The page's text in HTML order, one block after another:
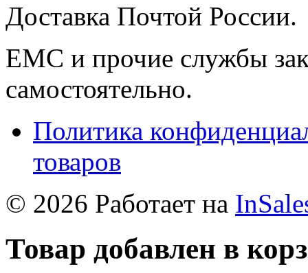
Доставка Почтой России.
ЕМС и прочие службы
самостоятельно.
Политика
товаров
© 2026 Работает на
Товар добавлен в